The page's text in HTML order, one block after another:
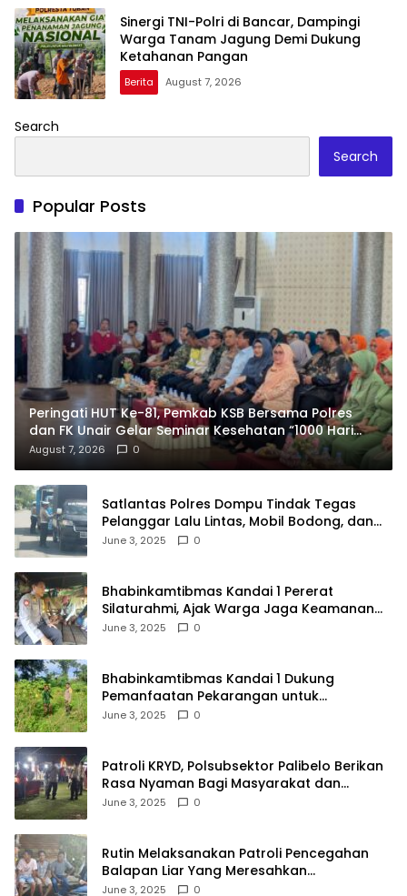
Sinergi TNI-Polri di Bancar, Dampingi
Warga Tanam Jagung Demi Dukung
Ketahanan Pangan
Berita August 7, 2026
Search
Search
Popular Posts
Peringati HUT Ke-81, Pemkab KSB Bersama Polres
dan FK Unair Gelar Seminar Kesehatan “1000 Hari
Pertama Kehidupan”
August 7, 2026 0
Satlantas Polres Dompu Tindak Tegas
Pelanggar Lalu Lintas, Mobil Bodong, dan
Kendaraan Tak Bayar Pajak
June 3, 2025 0
Bhabinkamtibmas Kandai 1 Pererat
Silaturahmi, Ajak Warga Jaga Keamanan
Lingkungan
June 3, 2025 0
Bhabinkamtibmas Kandai 1 Dukung
Pemanfaatan Pekarangan untuk
Ketahanan Pangan Menuju Indonesia Emas
June 3, 2025 0
Patroli KRYD, Polsubsektor Palibelo Berikan
Rasa Nyaman Bagi Masyarakat dan
Antisipasi Aksi Menjurus Premanisme
June 3, 2025 0
Rutin Melaksanakan Patroli Pencegahan
Balapan Liar Yang Meresahkan
Masyarakat, Polsek Soromandi
June 3, 2025 0